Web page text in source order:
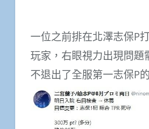
一位之前排在北澤志保P
玩家，右眼視力出現問題
不退出了全服第一志保P